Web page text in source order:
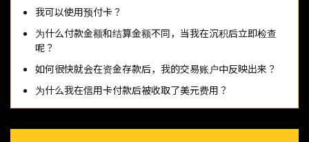
我可以使用预付卡？
为什么付款金额和结算金额不同，当我在沉积后立即检查
呢？
如何很快就会在资金存款后，我的交易账户中反映出来？
为什么我在信用卡付款后被收取了美元费用？